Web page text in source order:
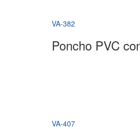
VA-382
Poncho PVC
VA-407